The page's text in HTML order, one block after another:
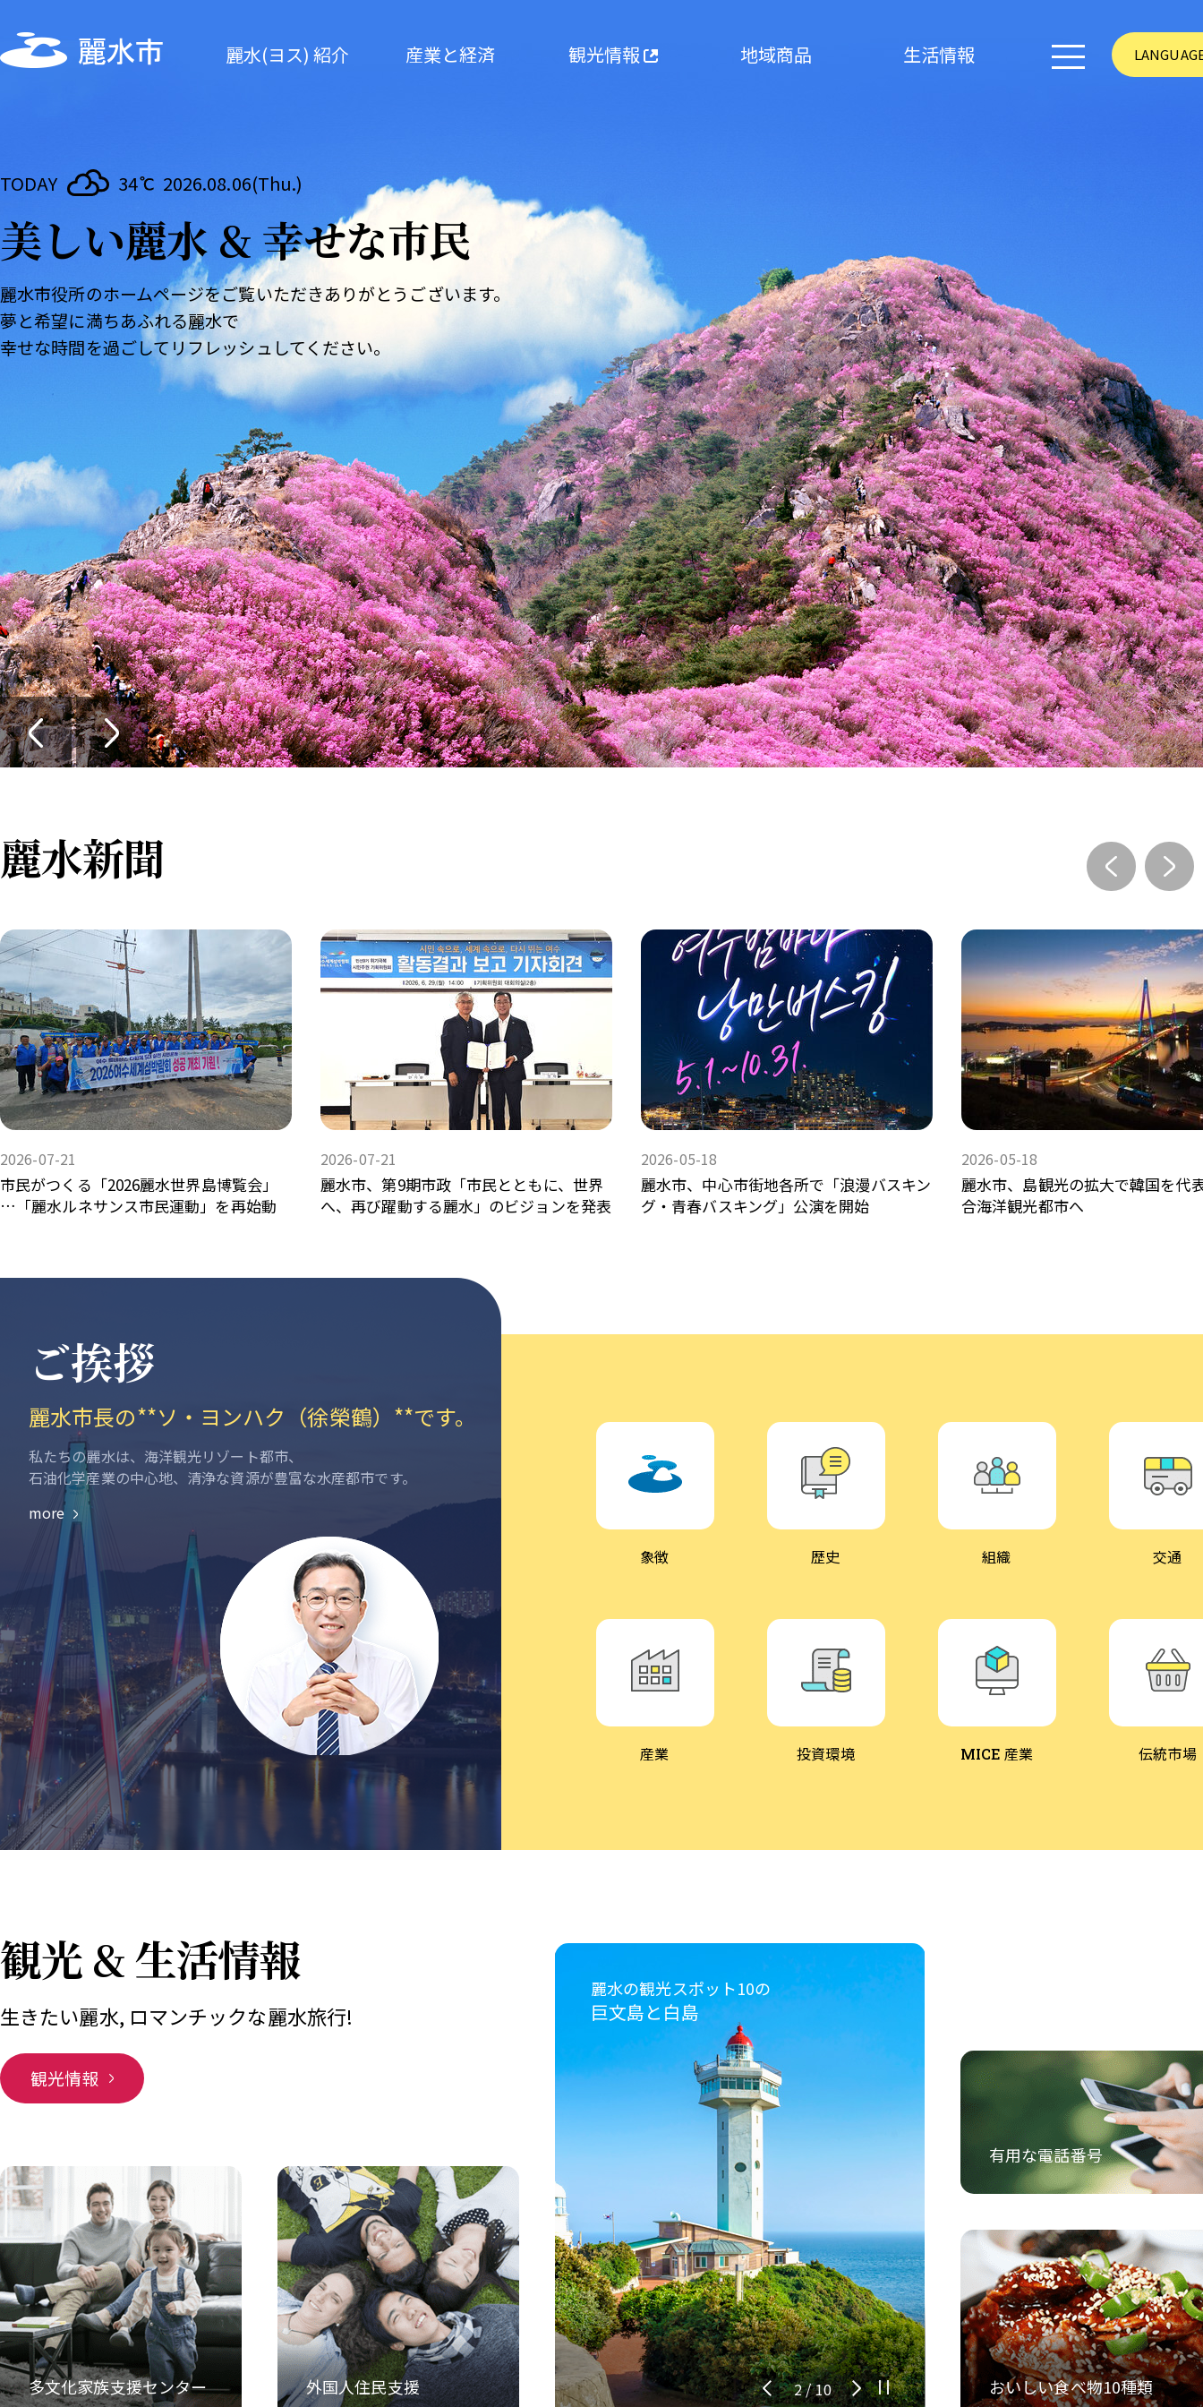
麗水(ヨス) 紹介 産業と経済 観光情報 地域商品 生活情報
TODAY 34 2026.08.06(Thu.)
美しい麗水 & 幸せな市民
麗水市役所のホームページをご覧いただきありがとうございます。
夢と希望に満ちあふれる麗水で
幸せな時間を過ごしてリフレッシュしてください。
麗水新聞
2026-07-21
市民がつくる「2026麗水世界島博覧会」
…「麗水ルネサンス市民運動」を再始動
2026-07-21
麗水市、第9期市政「市民とともに、世界
へ、再び躍動する麗水」のビジョンを発表
2026-05-18
麗水市、中心市街地各所で「浪漫バスキン
グ・青春バスキング」公演を開始
2026-05-18
麗水市、島観光の拡大で韓国を代
合海洋観光都市へ
ご挨拶
麗水市長の**ソ・ヨンハク（徐榮鶴）**です。
私たちの麗水は、海洋観光リゾート都市、
石油化学産業の中心地、清浄な資源が豊富な水産都市です。
more
象徴 歴史 組織 交通
産業 投資環境 MICE 産業 伝統市場
観光 & 生活情報
生きたい麗水, ロマンチックな麗水旅行!
観光情報
多文化家族支援センター 外国人住民支援
の 麗水の観光スポット10の
梧桐島
麗水の観光スポット10の
巨文島と白島
2/10
有用な電話番号
おいしい食べ物10種類